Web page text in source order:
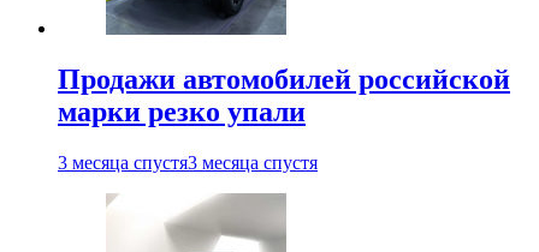
Продажи автомобилей российской
марки резко упали
3 месяца спустя3 месяца спустя